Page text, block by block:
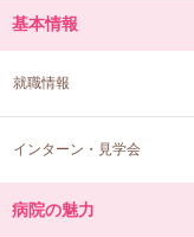
基本情報
就職情報
インターン・見学会
病院の魅力